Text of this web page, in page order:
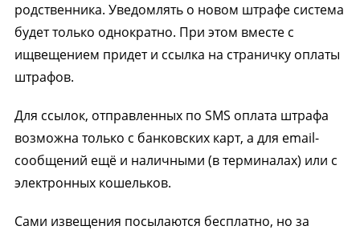
родственника. Уведомлять о новом штрафе система
будет только однократно. При этом вместе с
ищвещением придет и ссылка на страничку оплаты
штрафов.
Для ссылок, отправленных по SMS оплата штрафа
возможна только с банковских карт, а для email-
сообщений ещё и наличными (в терминалах) или с
электронных кошельков.
Сами извещения посылаются бесплатно, но за